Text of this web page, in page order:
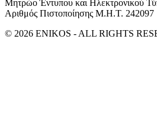
Μητρώο Έντυπου και Ηλεκτρονικού
Αριθμός Πιστοποίησης Μ.Η.Τ. 242097
© 2026 ENIKOS - ALL RIGHTS